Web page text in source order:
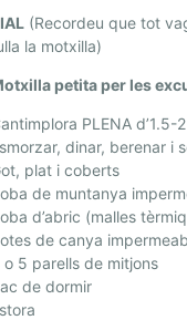
(Recordeu que tot
la motxilla)
petita per les
PLENA d’1.5-2
dinar, berenar i
plat i coberts
de muntanya
d’abric (malles
de canya
o 5 parells de mitjons
de dormir